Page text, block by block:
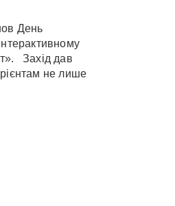
День
Захід дав
не лише